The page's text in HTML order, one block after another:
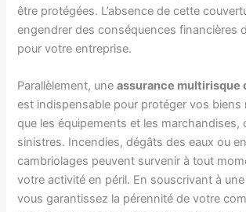
être protégées. L’absence de cette
engendrer des conséquences financières
pour votre entreprise.
Parallèlement, uneassurance multirisque
est indispensable pour protéger vos biens
que les équipements et les marchandises,
sinistres. Incendies, dégâts des eaux ou
cambriolages peuvent survenir à tout
votre activité en péril. En souscrivant à
vous garantissez la pérennité de votre